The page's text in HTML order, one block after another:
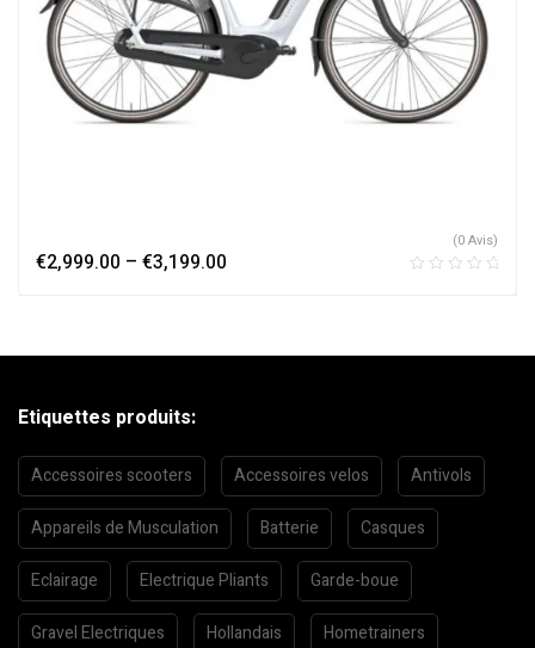
€2,999.00 – €3,199.00
(0 Avis)
Etiquettes produits:
Accessoires scooters Accessoires velos Antivols
Appareils de Musculation Batterie Casques
Eclairage Electrique Pliants Garde-boue
Gravel Electriques Hollandais Hometrainers